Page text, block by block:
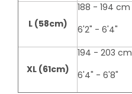
L (58cm)
188 - 194 cm
6'2" - 6'4"
XL (61cm)
194 - 203 cm
6'4" - 6'8"